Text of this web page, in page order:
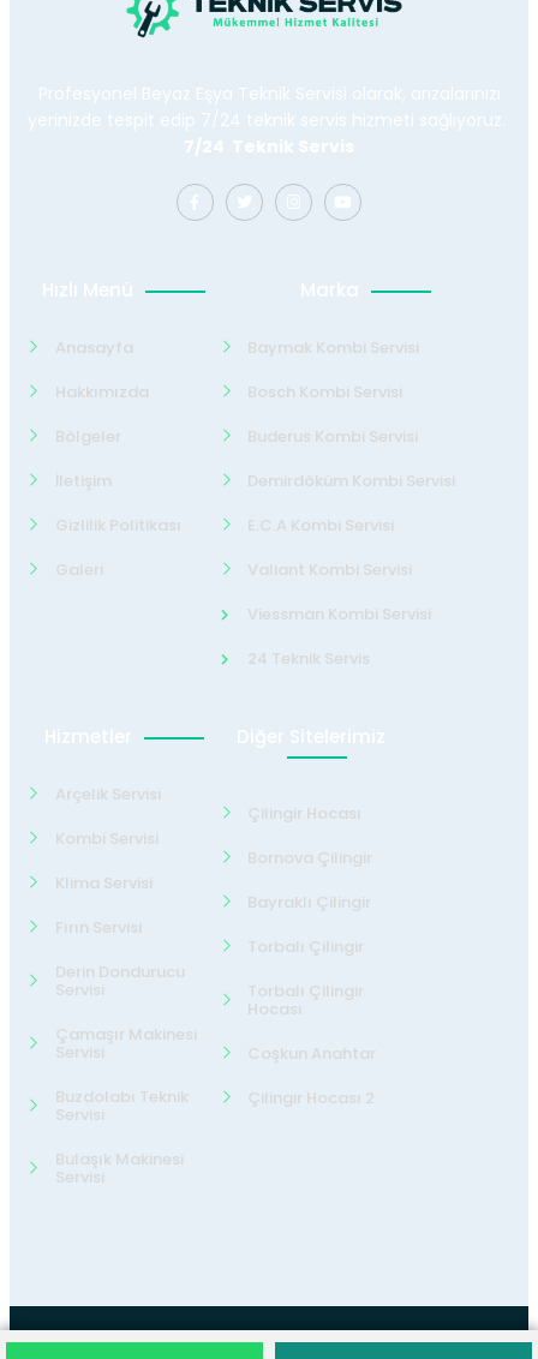
Profesyonel Beyaz Eşya Teknik Servisi olarak, arızalarınızı
yerinizde tespit edip 7/24 teknik servis hizmeti sağlıyoruz.
7/24 Teknik Servis
Hızlı Menü
Anasayfa
Hakkımızda
Bölgeler
İletişim
Gizlilik Politikası
Galeri
Marka
Baymak Kombi Servisi
Bosch Kombi Servisi
Buderus Kombi Servisi
Demirdöküm Kombi Servisi
E.C.A Kombi Servisi
Valiant Kombi Servisi
Viessman Kombi Servisi
24 Teknik Servis
Hizmetler
Arçelik Servisi
Kombi Servisi
Klima Servisi
Fırın Servisi
Derin Dondurucu
Servisi
Çamaşır Makinesi
Servisi
Buzdolabı Teknik
Servisi
Bulaşık Makinesi
Servisi
Diğer Sitelerimiz
Çilingir Hocası
Bornova Çilingir
Bayraklı Çilingir
Torbalı Çilingir
Torbalı Çilingir
Hocası
Coşkun Anahtar
Çilingir Hocası 2
©202624 Teknik ServisTüm Hakları